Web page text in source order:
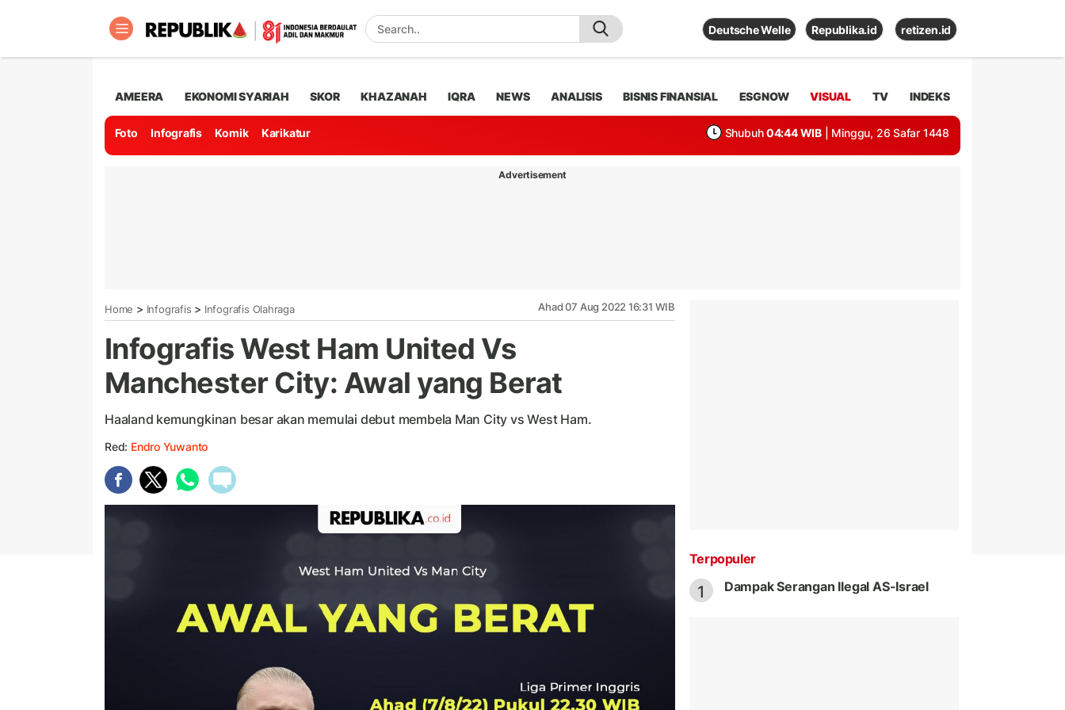
Deutsche Welle Republika.id retizen.id
AMEERA EKONOMI SYARIAH SKOR KHAZANAH IQRA NEWS ANALISIS BISNIS FINANSIAL ESGNOW VISUAL TV INDEKS
Foto Infografis Komik Karikatur Shubuh 04:44 WIB | Minggu, 26 Safar 1448
Advertisement
Home > Infografis > Infografis Olahraga Ahad 07 Aug 2022 16:31 WIB
Infografis West Ham United Vs
Manchester City: Awal yang Berat
Haaland kemungkinan besar akan memulai debut membela Man City vs West Ham.
Red: Endro Yuwanto
Terpopuler
1 Dampak Serangan Ilegal AS-Israel